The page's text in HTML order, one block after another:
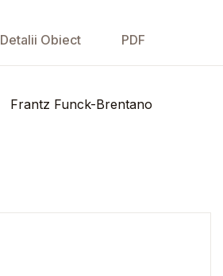
Detalii Obiect PDF
Frantz Funck-Brentano